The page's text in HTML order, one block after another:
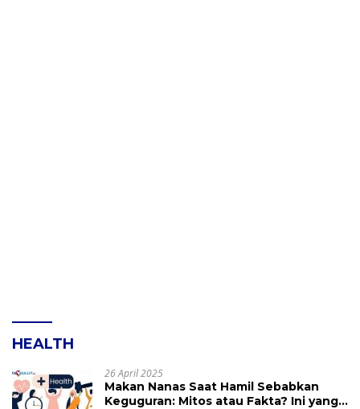
HEALTH
26 April 2025
Makan Nanas Saat Hamil Sebabkan
Keguguran: Mitos atau Fakta? Ini yang